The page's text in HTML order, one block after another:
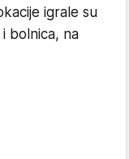
igrale su
bolnica, na